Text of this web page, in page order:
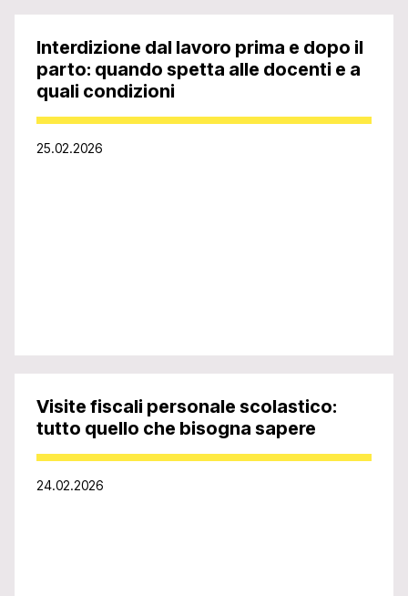
Interdizione dal lavoro prima e dopo il
parto: quando spetta alle docenti e a
quali condizioni
25.02.2026
Visite fiscali personale scolastico:
tutto quello che bisogna sapere
24.02.2026